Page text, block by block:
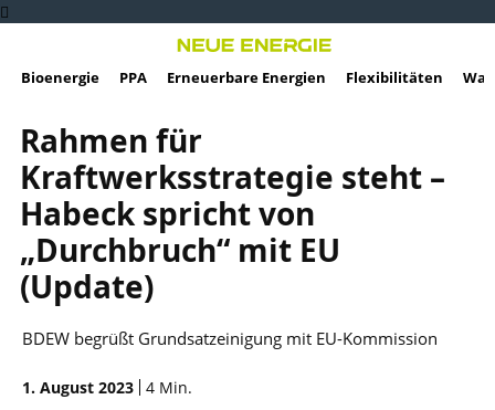
Bioenergie PPA Erneuerbare Energien Flexibilitäten
Rahmen für
Kraftwerksstrategie steht –
Habeck spricht von
„Durchbruch“ mit EU
(Update)
BDEW begrüßt Grundsatzeinigung mit EU-Kommission
1. August 2023 4 Min.